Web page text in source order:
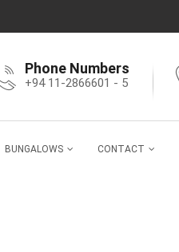
Phone Numbers
+94 11-2866601 - 5
BUNGALOWS CONTACT